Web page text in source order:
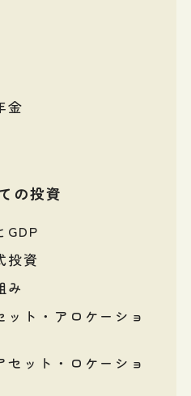
金
の投資
GDP
投資
み
ット・アロケーショ
セット・ロケーショ